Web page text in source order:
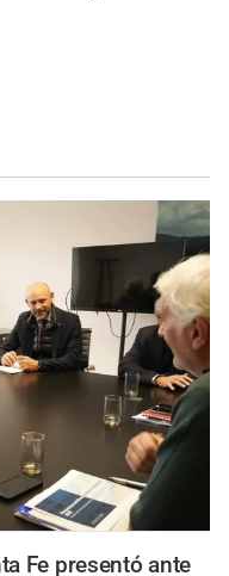
Fe presentó ante